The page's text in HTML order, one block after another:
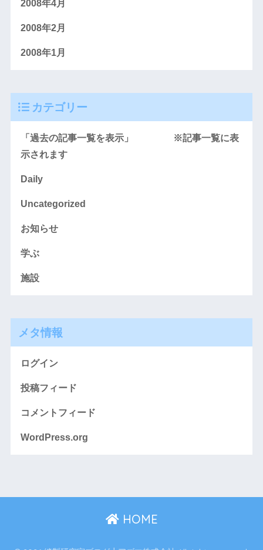
2008年4月
2008年2月
2008年1月
カテゴリー
「過去の記事一覧を表示」 ※記事一覧に表
示されます
Daily
Uncategorized
お知らせ
学ぶ
施設
メタ情報
ログイン
投稿フィード
コメントフィード
WordPress.org
HOME